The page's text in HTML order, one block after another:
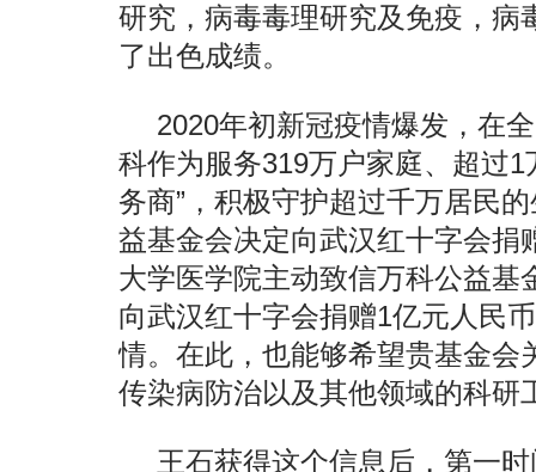
研究，病毒毒理研究及免疫，病
了出色成绩。
2020年初新冠疫情爆发，在
科作为服务319万户家庭、超过
务商”，积极守护超过千万居民
益基金会决定向武汉红十字会捐
大学医学院主动致信万科公益基
向武汉红十字会捐赠1亿元人民
情。在此，也能够希望贵基金会
传染病防治以及其他领域的科研
王石获得这个信息后，第一